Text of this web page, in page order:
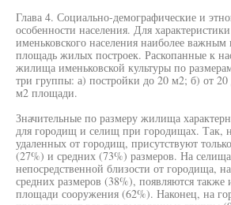
Глава 4. Социально-демографические и
особенности населения. Для
именьковского населения наиболее важным
площадь жилых построек. Раскопанные к
жилища именьковской культуры по
три группы: а) постройки до 20 м2; б) от
м2 площади.
Значительные по размеру жилища
для городищ и селищ при городищах. Так,
удаленных от городищ, присутствуют
(27%) и средних (73%) размеров. На
непосредственной близости от городища,
средних размеров (38%), появляются также
площади сооружения (62%). Наконец, на